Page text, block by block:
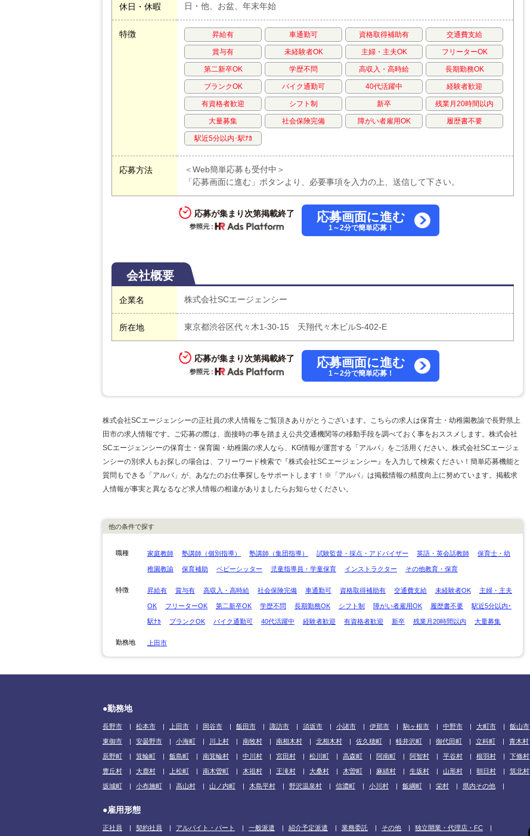
休日・休暇 日・他、お盆、年末年始
特徴 昇給有 車通勤可 資格取得補助有 交通費支給
賞与有 未経験者OK 主婦・主夫OK フリーターOK
第二新卒OK 学歴不問 高収入・高時給 長期勤務OK
ブランクOK バイク通勤可 40代活躍中 経験者歓迎
有資格者歓迎 シフト制 新卒 残業月20時間以内
大量募集 社会保険完備 障がい者雇用OK 履歴書不要
駅近5分以内･駅ﾅｶ
応募方法
＜Web簡単応募も受付中＞
「応募画面に進む」ボタンより、必要事項を入力の上、送信して下さい。
応募が集まり次第掲載終了 応募画面に進む
1～2分で簡単応募！
会社概要
企業名 株式会社SCエージェンシー
所在地 東京都渋谷区代々木1-30-15 天翔代々木ビルS-402-E
応募が集まり次第掲載終了 応募画面に進む
1～2分で簡単応募！
株式会社SCエージェンシーの正社員の求人情報をご覧頂きありがとうございます。こちらの求人は保育士・幼稚園教諭で長野県上
田市の求人情報です。ご応募の際は、面接時の事を踏まえ公共交通機関等の移動手段を調べておく事をおススメします。株式会社
SCエージェンシーの保育士・保育園・幼稚園の求人なら、KG情報が運営する「アルパ」をご活用ください。株式会社SCエージェ
ンシーの別求人もお探しの場合は、フリーワード検索で『株式会社SCエージェンシー』を入力して検索ください！簡単応募機能と
質問もできる「アルパ」が、あなたのお仕事探しをサポートします！※「アルパ」は掲載情報の精度向上に努めています。掲載求
人情報が事実と異なるなど求人情報の相違がありましたらお知らせください。
他の条件で探す
職種 家庭教師 塾講師（個別指導） 塾講師（集団指導） 試験監督・採点・アドバイザー 英語・英会話教師 保育士・幼
稚園教諭 保育補助 ベビーシッター 児童指導員・学童保育 インストラクター その他教育・保育
特徴 昇給有 賞与有 高収入・高時給 社会保険完備 車通勤可 資格取得補助有 交通費支給 未経験者OK 主婦・主夫
OK フリーターOK 第二新卒OK 学歴不問 長期勤務OK シフト制 障がい者雇用OK 履歴書不要 駅近5分以内･
駅ﾅｶ ブランクOK バイク通勤可 40代活躍中 経験者歓迎 有資格者歓迎 新卒 残業月20時間以内 大量募集
勤務地 上田市
●勤務地
長野市 松本市 上田市 岡谷市 飯田市 諏訪市 須坂市 小諸市 伊那市 駒ヶ根市 中野市 大町市 飯山市
東御市 安曇野市 小海町 川上村 南牧村 南相木村 北相木村 佐久穂町 軽井沢町 御代田町 立科町 青木村
辰野町 箕輪町 飯島町 南箕輪村 中川村 宮田村 松川町 高森町 阿南町 阿智村 平谷村 根羽村 下條村
豊丘村 大鹿村 上松町 南木曽町 木祖村 王滝村 大桑村 木曽町 麻績村 生坂村 山形村 朝日村 筑北村
坂城町 小布施町 高山村 山ノ内町 木島平村 野沢温泉村 信濃町 小川村 飯綱町 栄村 県内その他
●雇用形態
正社員 契約社員 アルバイト・パート 一般派遣 紹介予定派遣 業務委託 その他 独立開業・代理店・FC